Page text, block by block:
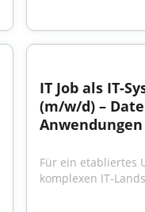
IT Job als IT-
(m/w/d) –
Anwendungen
Für ein etabliertes
komplexen IT-